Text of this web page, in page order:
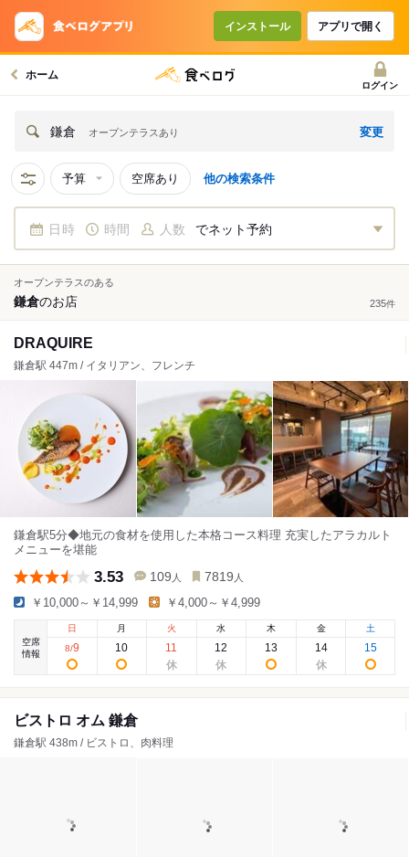
インストール アプリで開く
ホーム
ログイン
鎌倉 オープンテラスあり 変更
予算 空席あり 他の検索条件
日時 時間 人数 でネット予約
オープンテラスのある
鎌倉のお店 235件
DRAQUIRE
鎌倉駅 447m / イタリアン、フレンチ
鎌倉駅5分◆地元の食材を使用した本格コース料理 充実したアラカルト
メニューを堪能
3.53 109 人 7819 人
￥10,000～￥14,999 ￥4,000～￥4,999
空席
情報
日
8/9
月
10
火
11
水
12
木
13
金
14
土
15
ビストロ オム 鎌倉
鎌倉駅 438m / ビストロ、肉料理